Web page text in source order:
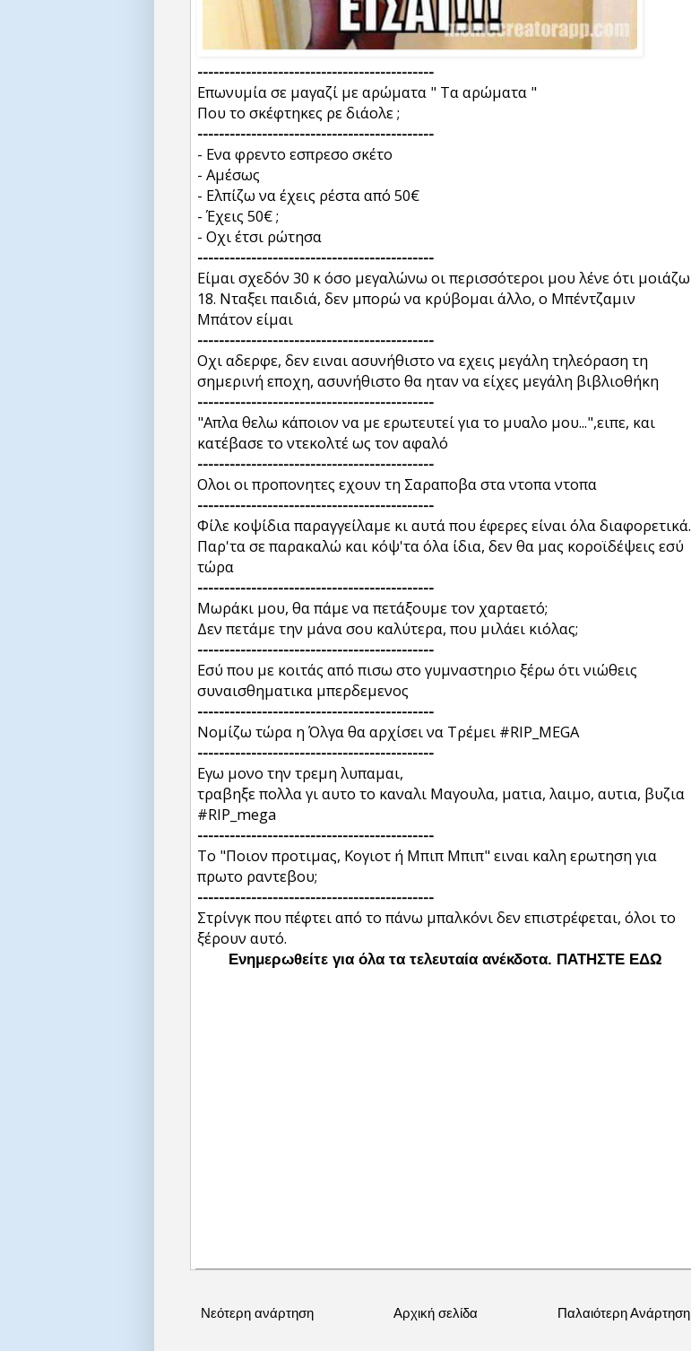
--------------------------------------------
Επωνυμία σε μαγαζί με αρώματα " Τα αρώματα "
Που το σκέφτηκες ρε διάολε ;
--------------------------------------------
- Ενα φρεντο εσπρεσο σκέτο
- Αμέσως
- Ελπίζω να έχεις ρέστα από 50€
- Έχεις 50€ ;
- Οχι έτσι ρώτησα
--------------------------------------------
Είμαι σχεδόν 30 κ όσο μεγαλώνω οι περισσότεροι μου λένε ότι μοιάζω
18. Νταξει παιδιά, δεν μπορώ να κρύβομαι άλλο, ο Μπέντζαμιν
Μπάτον είμαι
--------------------------------------------
Οχι αδερφε, δεν ειναι ασυνήθιστο να εχεις μεγάλη τηλεόραση τη
σημερινή εποχη, ασυνήθιστο θα ηταν να είχες μεγάλη βιβλιοθήκη
--------------------------------------------
"Απλα θελω κάποιον να με ερωτευτεί για το μυαλο μου...",ειπε, και
κατέβασε το ντεκολτέ ως τον αφαλό
--------------------------------------------
Ολοι οι προπονητες εχουν τη Σαραποβα στα ντοπα ντοπα
--------------------------------------------
Φίλε κοψίδια παραγγείλαμε κι αυτά που έφερες είναι όλα διαφορετικά.
Παρ'τα σε παρακαλώ και κόψ'τα όλα ίδια, δεν θα μας κοροϊδέψεις εσύ
τώρα
--------------------------------------------
Μωράκι μου, θα πάμε να πετάξουμε τον χαρταετό;
Δεν πετάμε την μάνα σου καλύτερα, που μιλάει κιόλας;
--------------------------------------------
Εσύ που με κοιτάς από πισω στο γυμναστηριο ξέρω ότι νιώθεις
συναισθηματικα μπερδεμενος
--------------------------------------------
Νομίζω τώρα η Όλγα θα αρχίσει να Τρέμει #RIP_MEGA
--------------------------------------------
Εγω μονο την τρεμη λυπαμαι,
τραβηξε πολλα γι αυτο το καναλι Μαγουλα, ματια, λαιμο, αυτια, βυζια
#RIP_mega
--------------------------------------------
Το "Ποιον προτιμας, Κογιοτ ή Μπιπ Μπιπ" ειναι καλη ερωτηση για
πρωτο ραντεβου;
--------------------------------------------
Στρίνγκ που πέφτει από το πάνω μπαλκόνι δεν επιστρέφεται, όλοι το
ξέρουν αυτό.
Ενημερωθείτε για όλα τα τελευταία ανέκδοτα. ΠΑΤΗΣΤΕ ΕΔΩ
Νεότερη ανάρτηση Παλαιότερη Ανάρτηση
Αρχική σελίδα